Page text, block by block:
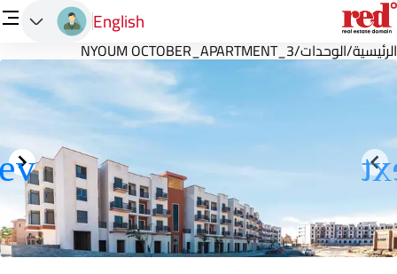
English
الرئيسية/الوحدات/
NYOUM OCTOBER_APARTMENT_3